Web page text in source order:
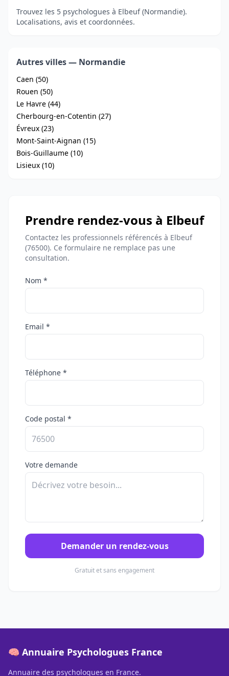
Trouvez les 5 psychologues à Elbeuf (Normandie).
Localisations, avis et coordonnées.
Autres villes — Normandie
Caen (50)
Rouen (50)
Le Havre (44)
Cherbourg-en-Cotentin (27)
Évreux (23)
Mont-Saint-Aignan (15)
Bois-Guillaume (10)
Lisieux (10)
Prendre rendez-vous à Elbeuf
Contactez les professionnels référencés à Elbeuf
(76500). Ce formulaire ne remplace pas une
consultation.
Nom *
Email *
Téléphone *
Code postal *
Votre demande
Demander un rendez-vous
Gratuit et sans engagement
🧠 Annuaire Psychologues France
Annuaire des psychologues en France.